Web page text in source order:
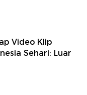
Video Klip
Sehari: Luar